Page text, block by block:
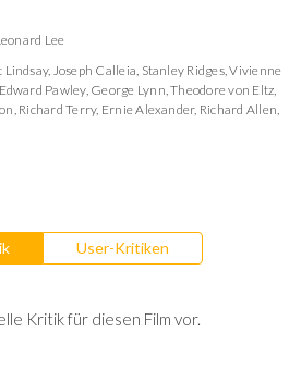
Lee
Lindsay, Joseph Calleia, Stanley Ridges,Vivienne
Edward Pawley, George Lynn,Theodore von Eltz,
, Richard Terry, Ernie Alexander, Richard Allen,
User-Kritiken
Kritik für diesen Film vor.